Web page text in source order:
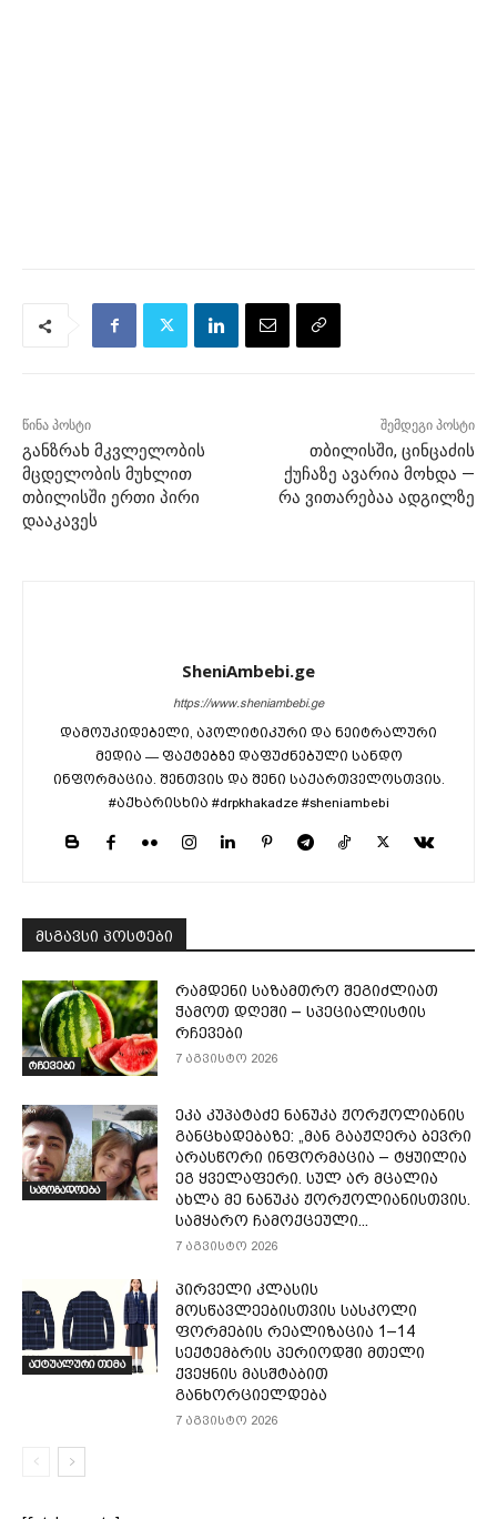
წინა პოსტი
განზრახ მკვლელობის
მცდელობის მუხლით
თბილისში ერთი პირი
დააკავეს
შემდეგი პოსტი
თბილისში, ცინცაძის
ქუჩაზე ავარია მოხდა —
რა ვითარებაა ადგილზე
SheniAmbebi.ge
https://www.sheniambebi.ge
დამოუკიდებელი, აპოლიტიკური და ნეიტრალური
მედია — ფაქტებზე დაფუძნებული სანდო
ინფორმაცია. შენთვის და შენი საქართველოსთვის.
#აქხარისხია #drpkhakadze #sheniambebi
მსგავსი პოსტები
რჩევები
რამდენი საზამთრო შეგიძლიათ
ჭამოთ დღეში – სპეციალისტის
რჩევები
7 აგვისტო 2026
საზოგადოება
ეკა კუპატაძე ნანუკა ჟორჟოლიანის
განცხადებაზე: „მან გააჟღერა ბევრი
არასწორი ინფორმაცია – ტყუილია
ეგ ყველაფერი. სულ არ მცალია
ახლა მე ნანუკა ჟორჟოლიანისთვის.
სამყარო ჩამოქცეული...
7 აგვისტო 2026
აქტუალური თემა
პირველი კლასის
მოსწავლეებისთვის სასკოლი
ფორმების რეალიზაცია 1–14
სექტემბრის პერიოდში მთელი
ქვეყნის მასშტაბით
განხორციელდება
7 აგვისტო 2026